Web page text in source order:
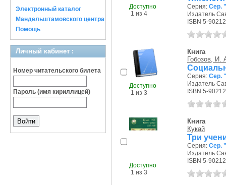
Электронный каталог
Мандельштамовского центра
Помощь
Личный кабинет :
Номер читательского билета
Пароль (имя кириллицей)
Доступно
1 из 4
Серия: Сер.
Издатель
ISBN 5-
Доступно
1 из 3
Книга
Гобозов, И.
Серия: Сер.
Издатель
ISBN 5-
Доступно
1 из 3
Книга
Кукай
Три
Серия: Сер.
Издатель
ISBN 5-